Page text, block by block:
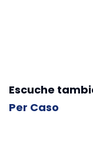
Escuche
Per Caso